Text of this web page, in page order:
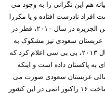
هم این نگرانی را به وجود می
نادرست افتاده و یا مکررا
مورد استفاده قرار گیرد. به نقل از رئیس الجزیره در سال ۲۰۱۰، قطر در
عربستان سعودی نیز مشکوک به
دستیابی به سلاح هسته ای است. در سال ۲۰۱۳، بی بی سی اعلام کرد که
پاکستان داده است و اینکه
مالی عربستان سعودی صورت می
گیرد. در سال ۲۰۱۲، سعودی ها برای ساخت ۱۶ راکتور اتمی در این کشور